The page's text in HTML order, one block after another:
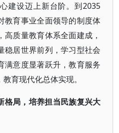
建设迈上新台阶。到2035
教育事业全面领导的制度体
质量教育体系全面建成，
稳居世界前列，学习型社会
满意度显著跃升，教育服务
育现代化总体实现。
格局，培养担当民族复兴大